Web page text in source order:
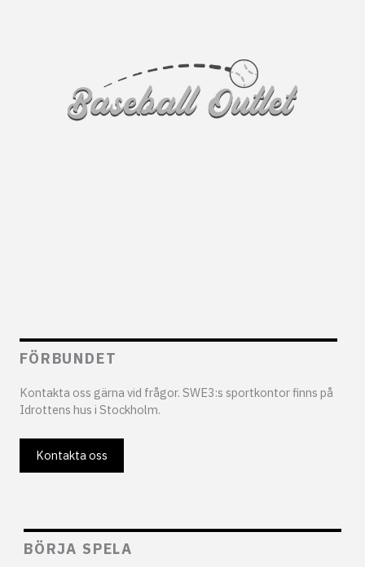
FÖRBUNDET
Kontakta oss gärna vid frågor. SWE3:s sportkontor finns på
Idrottens hus i Stockholm.
Kontakta oss
BÖRJA SPELA